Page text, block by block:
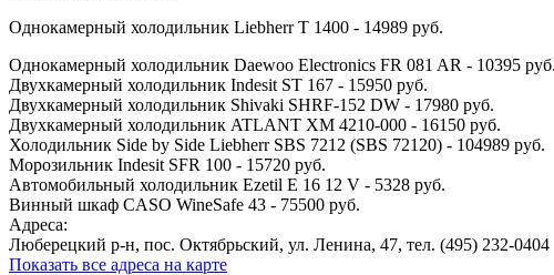
Однокамерный холодильник Liebherr T 1400 - 14989 руб.
Однокамерный холодильник Daewoo Electronics FR 081 AR - 10395 руб.
Двухкамерный холодильник Indesit ST 167 - 15950 руб.
Двухкамерный холодильник Shivaki SHRF-152 DW - 17980 руб.
Двухкамерный холодильник ATLANT ХМ 4210-000 - 16150 руб.
Холодильник Side by Side Liebherr SBS 7212 (SBS 72120) - 104989 руб.
Морозильник Indesit SFR 100 - 15720 руб.
Автомобильный холодильник Ezetil E 16 12 V - 5328 руб.
Винный шкаф CASO WineSafe 43 - 75500 руб.
Адреса:
Люберецкий р-н, пос. Октябрьский, ул. Ленина, 47, тел. (495) 232-0404
Показать все адреса на карте